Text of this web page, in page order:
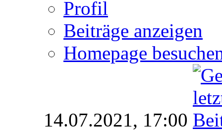
Profil
Beiträge anzeigen
Homepage
14.07.2021, 17:00